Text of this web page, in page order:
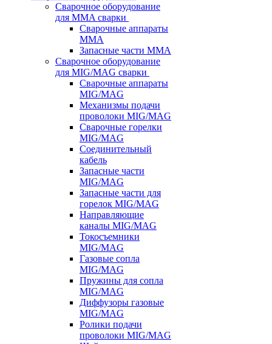
Сварочное оборудование
для MMA сварки
Сварочные аппараты
MMA
Запасные части MMA
Сварочное оборудование
для MIG/MAG сварки
Сварочные аппараты
MIG/MAG
Механизмы подачи
проволоки MIG/MAG
Сварочные горелки
MIG/MAG
Соединительный
кабель
Запасные части
MIG/MAG
Запасные части для
горелок MIG/MAG
Направляющие
каналы MIG/MAG
Токосъемники
MIG/MAG
Газовые сопла
MIG/MAG
Пружины для сопла
MIG/MAG
Диффузоры газовые
MIG/MAG
Ролики подачи
проволоки MIG/MAG